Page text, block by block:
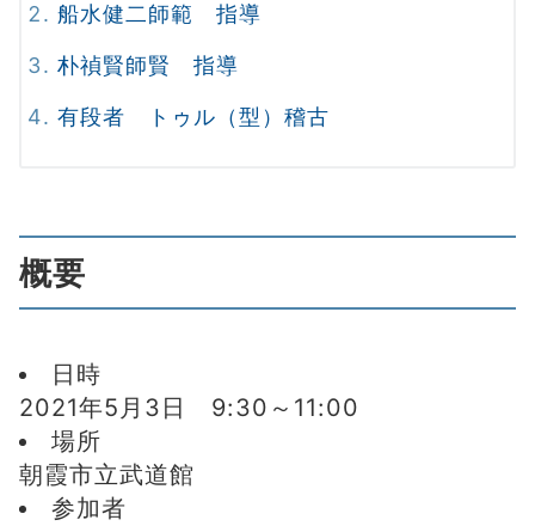
船水健二師範 指導
朴禎賢師賢 指導
有段者 トゥル（型）稽古
概要
日時
2021年5月3日 9:30～11:00
場所
朝霞市立武道館
参加者